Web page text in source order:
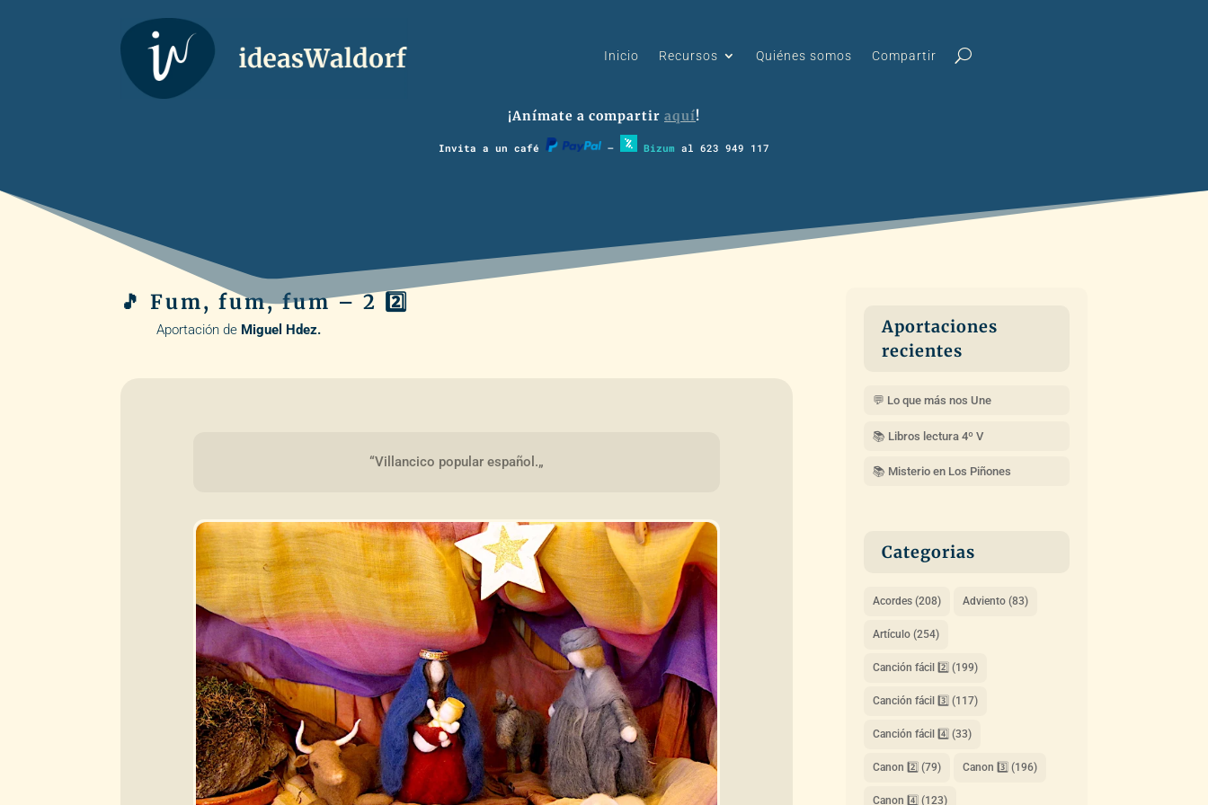
Inicio Recursos Quiénes somos Compartir
¡Anímate a compartir aquí!
Invita a un café – Bizum al 623 949 117
🎵 Fum, fum, fum – 2 2️⃣
Aportación de Miguel Hdez.
“Villancico popular español.„
Aportaciones
recientes
💬 Lo que más nos Une
📚 Libros lectura 4º V
📚 Misterio en Los Piñones
Categorias
Acordes(208) Adviento(83)
Artículo(254)
Canción fácil 2️⃣ (199)
Canción fácil 3️⃣ (117)
Canción fácil 4️⃣ (33)
Canon 2️⃣ (79) Canon 3️⃣ (196)
Canon 4️⃣ (123)